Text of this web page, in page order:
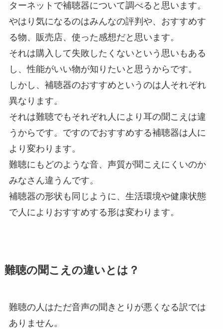
ターネットで補聴器について調べると思います。
やはり気になるのはみんなの評判や、おすすめす
る物、販売店、使った感想だと思います。
それは購入して失敗したくないという思いもある
し、性能がいい物が知りたいと思うからです。
しかし、補聴器のおすすめというのは人それぞれ
異なります。
それは難聴でもそれぞれ人により耳の聞こえは違
うからです。ですのでおすすめする補聴器は人に
より変わります。
難聴にもどのような音、声質が聞こえにくいのか
みなさん違うんです。
補聴器の形状も同じように、生活環境や健康状態
で人によりおすすめする形は変わります。
難聴の聞こえの違いとは？
難聴の人はただ音声の聞きとりが悪くなる訳では
ありません。